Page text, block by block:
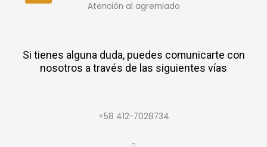
Atención al agremiado​
Si tienes alguna duda, puedes comunicarte con
nosotros a través de las siguientes vías
+58 412-7028734